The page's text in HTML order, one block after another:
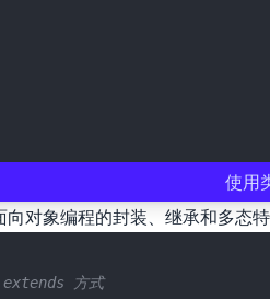
使用
对象编程的封装、继承和多态
extends 方式